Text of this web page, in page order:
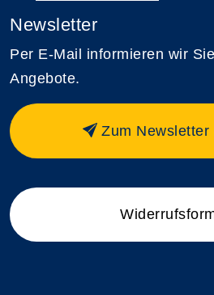
Newsletter
Per E-Mail informieren wir
Angebote.
Zum Newsletter